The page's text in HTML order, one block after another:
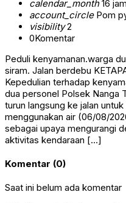
calendar_month16
account_circlePom
visibility2
0Komentar
Peduli kenyamanan.warga
siram. Jalan berdebu
Kepedulian terhadap
dua personel Polsek Nanga
turun langsung ke jalan
menggunakan air (06/08/
sebagai upaya mengurangi
aktivitas kendaraan […]
Komentar (0)
Saat ini belum ada komentar